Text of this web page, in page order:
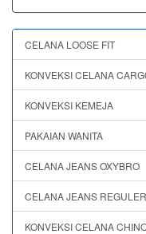
CELANA LOOSE FIT
KONVEKSI CELANA
KONVEKSI KEMEJA
PAKAIAN WANITA
CELANA JEANS OXYBRO
CELANA JEANS
KONVEKSI CELANA